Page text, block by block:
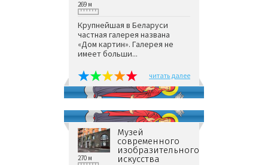
269 м
Крупнейшая в Беларуси
частная галерея названа
«Дом картин». Галерея не
имеет больши...
читать далее
Музей
современного
изобразительного
искусства
270 м